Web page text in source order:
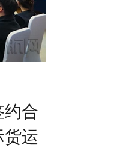
约合
货运